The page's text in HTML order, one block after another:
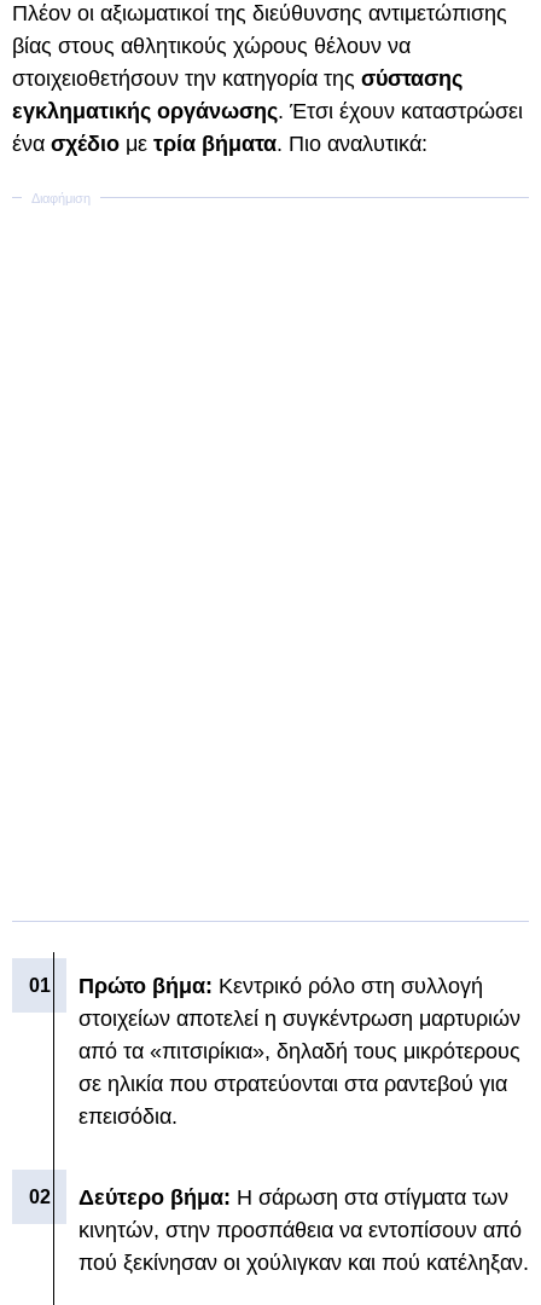
Πλέον οι αξιωματικοί της διεύθυνσης αντιμετώπισης
βίας στους αθλητικούς χώρους θέλουν να
στοιχειοθετήσουν την κατηγορία της σύστασης
εγκληματικής οργάνωσης. Έτσι έχουν καταστρώσει
ένα σχέδιο με τρία βήματα. Πιο αναλυτικά:
Πρώτο βήμα: Κεντρικό ρόλο στη συλλογή
στοιχείων αποτελεί η συγκέντρωση μαρτυριών
από τα «πιτσιρίκια», δηλαδή τους μικρότερους
σε ηλικία που στρατεύονται στα ραντεβού για
επεισόδια.
Δεύτερο βήμα: Η σάρωση στα στίγματα των
κινητών, στην προσπάθεια να εντοπίσουν από
πού ξεκίνησαν οι χούλιγκαν και πού κατέληξαν.